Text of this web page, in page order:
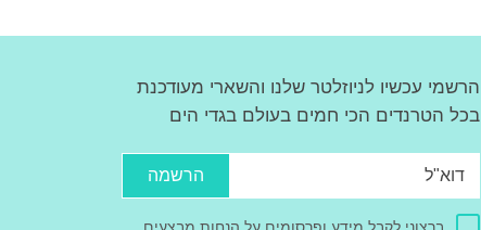
הרשמי עכשיו לניוזלטר שלנו והשארי מעודכנת
בכל הטרנדים הכי חמים בעולם בגדי הים
הרשמה
ברצוני לקבל מידע ופרסומים על הנחות,מבצעים